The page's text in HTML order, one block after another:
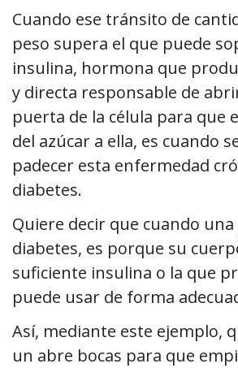
Cuando ese tránsito de
peso supera el que puede
insulina, hormona que
y directa responsable de
puerta de la célula para que
del azúcar a ella, es cuando
padecer esta enfermedad
diabetes.
Quiere decir que cuando
diabetes, es porque su
suficiente insulina o la que
puede usar de forma
Así, mediante este ejemplo,
un abre bocas para que